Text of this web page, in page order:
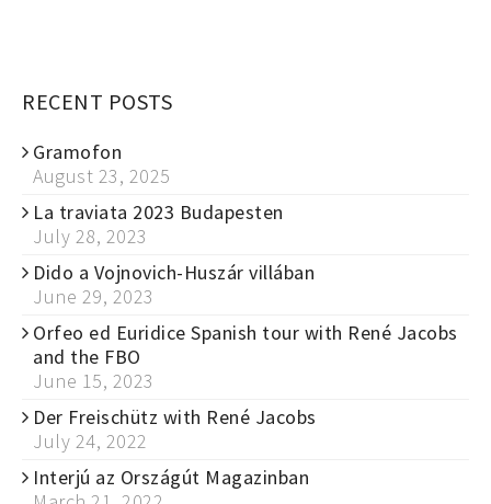
RECENT POSTS
Gramofon
August 23, 2025
La traviata 2023 Budapesten
July 28, 2023
Dido a Vojnovich-Huszár villában
June 29, 2023
Orfeo ed Euridice Spanish tour with René Jacobs
and the FBO
June 15, 2023
Der Freischütz with René Jacobs
July 24, 2022
Interjú az Országút Magazinban